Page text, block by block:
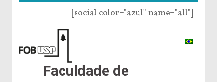
[social color="azul" name="all"]
Faculdade de